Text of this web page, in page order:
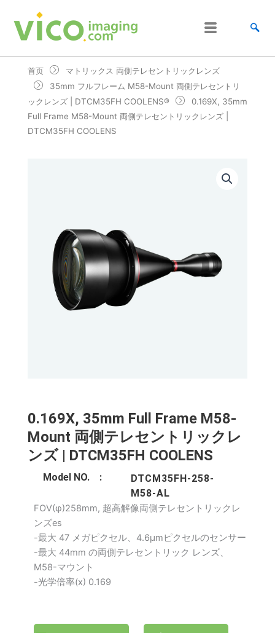
首页
マトリックス 両側テレセントリックレンズ
35mm フルフレーム M58-Mount 両側テレセントリ
ックレンズ | DTCM35FH COOLENS®
0.169X, 35mm
Full Frame M58-Mount 両側テレセントリックレンズ |
DTCM35FH COOLENS
0.169X, 35mm Full Frame M58-
Mount 両側テレセントリックレ
ンズ | DTCM35FH COOLENS
Model NO. :
DTCM35FH-258-
M58-AL
FOV(φ)258mm, 超高解像両側テレセントリックレ
ンズes
-最大 47 メガピクセル、4.6μmピクセルのセンサー
-最大 44mm の両側テレセントリック レンズ、
M58-マウント
-光学倍率(x) 0.169